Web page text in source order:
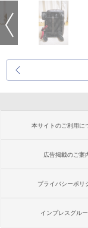
本サイトのご利用に
広告掲載のご案
プライバシーポリ
インプレスグル